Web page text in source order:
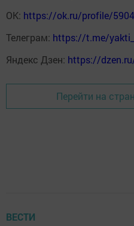
ОК: https://ok.ru/profile/
Телеграм: https://t.me/
Яндекс Дзен: https://
Перейти на
ВЕСТИ